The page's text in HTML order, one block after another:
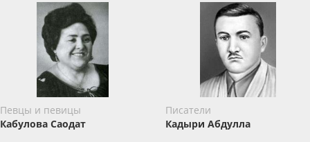
Певцы и певицы
Кабулова Саодат
Писатели
Кадыри Абдулла